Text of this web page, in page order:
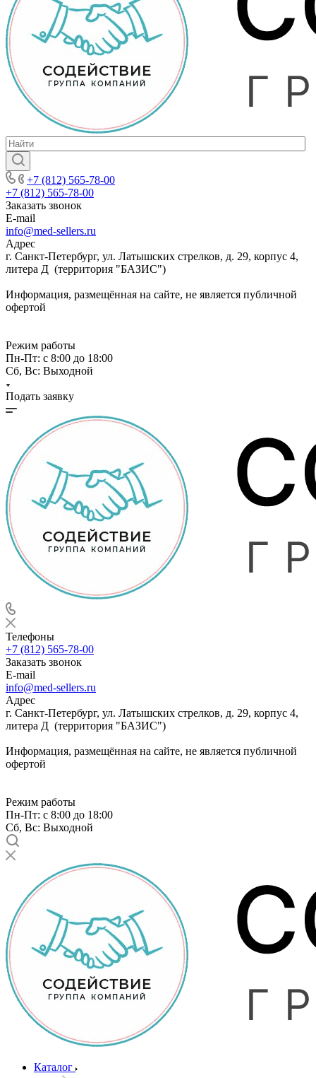
+7 (812) 565-78-00
+7 (812) 565-78-00
Заказать звонок
E-mail
info@med-sellers.ru
Адрес
г. Санкт-Петербург, ул. Латышских стрелков, д. 29, корпус 4,
литера Д (территория "БАЗИС")
Информация, размещённая на сайте, не является публичной
офертой
Режим работы
Пн-Пт: с 8:00 до 18:00
Сб, Вс: Выходной
Подать заявку
Телефоны
+7 (812) 565-78-00
Заказать звонок
E-mail
info@med-sellers.ru
Адрес
г. Санкт-Петербург, ул. Латышских стрелков, д. 29, корпус 4,
литера Д (территория "БАЗИС")
Информация, размещённая на сайте, не является публичной
офертой
Режим работы
Пн-Пт: с 8:00 до 18:00
Сб, Вс: Выходной
Каталог